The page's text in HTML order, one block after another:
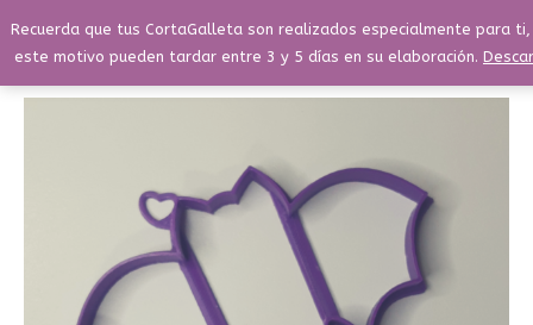
Recuerda que tus CortaGalleta son realizados especialmente para
este motivo pueden tardar entre 3 y 5 días en su elaboración.
al
contenido
Menú
Menú
Buscar
Murcielago